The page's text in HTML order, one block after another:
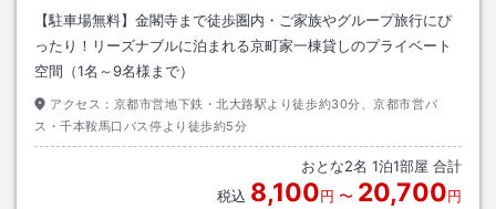
【駐車場無料】金閣寺まで徒歩圏内・ご家族やグループ旅行にぴ
ったり！リーズナブルに泊まれる京町家一棟貸しのプライベート
空間（1名～9名様まで）
アクセス： 京都市営地下鉄・北大路駅より徒歩約30分、京都市営バ
ス・千本鞍馬口バス停より徒歩約5分
おとな2名 1泊1部屋 合計
税込 8,100円 〜 20,700円